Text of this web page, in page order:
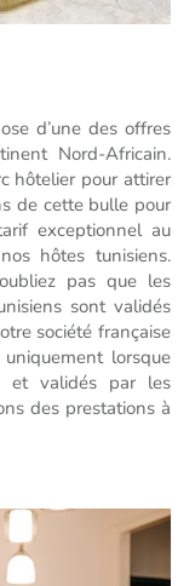
d’une des offres
Nord-Africain.
hôtelier pour attirer
de cette bulle pour
exceptionnel au
hôtes tunisiens.
pas que les
sont validés
société française
lorsque
et validés par les
des prestations à